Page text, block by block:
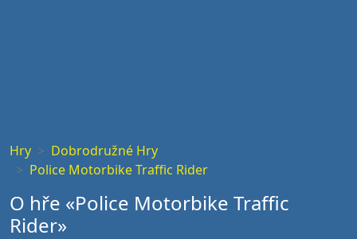
Hry
Dobrodružné Hry
Police Motorbike Traffic Rider
O hře «Police Motorbike Traffic
Rider»